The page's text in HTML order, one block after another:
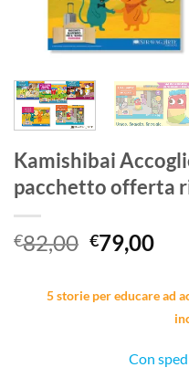
Kamishibai
pacchetto offerta
€82,00 Il
prezzo
originale
era:
€79,00Il
è:
5 storie per educare ad
Con